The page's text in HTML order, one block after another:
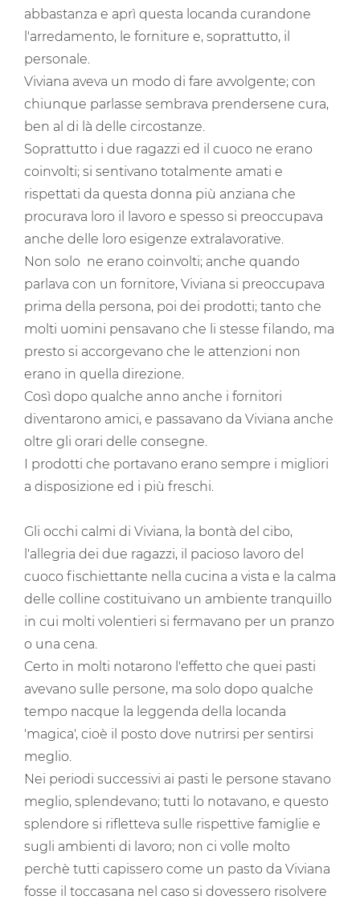
abbastanza e aprì questa locanda curandone
l'arredamento, le forniture e, soprattutto, il
personale.
Viviana aveva un modo di fare avvolgente; con
chiunque parlasse sembrava prendersene cura,
ben al di là delle circostanze.
Soprattutto i due ragazzi ed il cuoco ne erano
coinvolti; si sentivano totalmente amati e
rispettati da questa donna più anziana che
procurava loro il lavoro e spesso si preoccupava
anche delle loro esigenze extralavorative.
Non solo ne erano coinvolti; anche quando
parlava con un fornitore, Viviana si preoccupava
prima della persona, poi dei prodotti; tanto che
molti uomini pensavano che li stesse filando, ma
presto si accorgevano che le attenzioni non
erano in quella direzione.
Così dopo qualche anno anche i fornitori
diventarono amici, e passavano da Viviana anche
oltre gli orari delle consegne.
I prodotti che portavano erano sempre i migliori
a disposizione ed i più freschi.
Gli occhi calmi di Viviana, la bontà del cibo,
l'allegria dei due ragazzi, il pacioso lavoro del
cuoco fischiettante nella cucina a vista e la calma
delle colline costituivano un ambiente tranquillo
in cui molti volentieri si fermavano per un pranzo
o una cena.
Certo in molti notarono l'effetto che quei pasti
avevano sulle persone, ma solo dopo qualche
tempo nacque la leggenda della locanda
'magica', cioè il posto dove nutrirsi per sentirsi
meglio.
Nei periodi successivi ai pasti le persone stavano
meglio, splendevano; tutti lo notavano, e questo
splendore si rifletteva sulle rispettive famiglie e
sugli ambienti di lavoro; non ci volle molto
perchè tutti capissero come un pasto da Viviana
fosse il toccasana nel caso si dovessero risolvere